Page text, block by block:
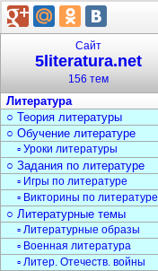
Сайт
5literatura.net
156 тем
Литература
○ Теория литературы
○ Обучение литературе
▫ Уроки литературы
○ Задания по литературе
▫ Игры по литературе
▫ Викторины по литературе
○ Литературные темы
▫ Литературные образы
▫ Военная литература
▫ Литер. Отечеств. войны